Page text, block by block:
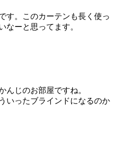
す。このカーテンも長く使っ
なーと思ってます。
んじのお部屋ですね。
いったブラインドになるのか